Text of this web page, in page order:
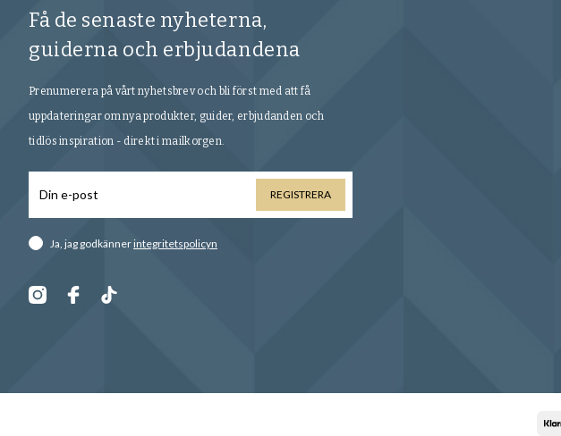
Få de senaste nyheterna,
guiderna och erbjudandena
Prenumerera på vårt nyhetsbrev och bli först med att få
uppdateringar om nya produkter, guider, erbjudanden och
tidlös inspiration - direkt i mailkorgen.
REGISTRERA
Ja, jag godkännerintegritetspolicyn